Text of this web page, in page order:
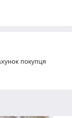
покупця